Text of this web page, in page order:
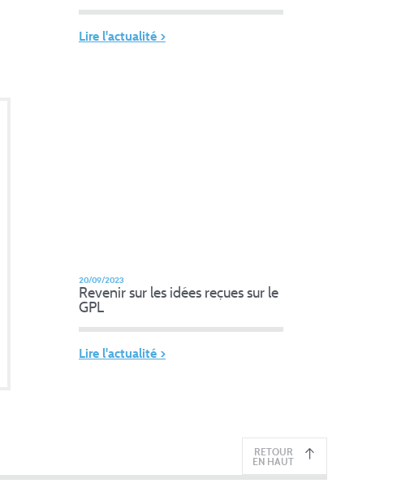
Lire l'actualité >
20/09/2023
Revenir sur les idées reçues sur le
GPL
Lire l'actualité >
RETOUR
EN HAUT